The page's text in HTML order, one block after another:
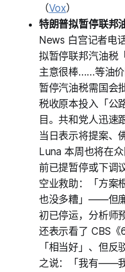
（Vox）
特朗普拟暂停联邦
News 白宫记者电
拟暂停联邦汽油
主意很棒……等油
暂停汽油税需国会
税收原本投入「公
目。共和党人迅速
当日表示将提案、
Luna 本周也将在
前已提暂停或下调
空业救助：「方案
也没多糟」——但
初已停运，分析师
还表示看了 CBS
「相当好」、但反
之说：「我有——